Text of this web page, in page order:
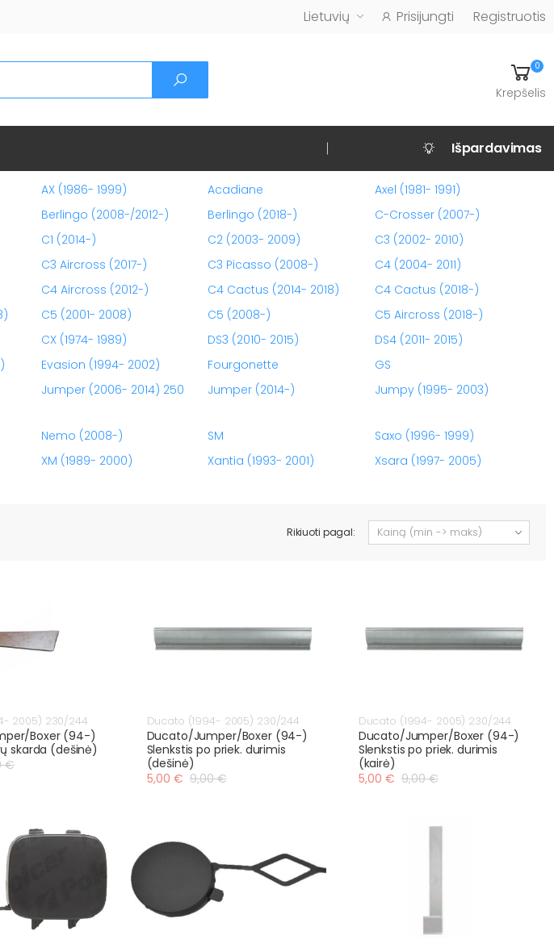
Lietuvių Prisijungti Registruotis
0
Krepšelis
Išpardavimas
AX (1986- 1999) Acadiane
Axel (1981- 1991)
Berlingo (2008-/2012-) Berlingo (2018-)
C-Crosser (2007-)
C1 (2014-) C2 (2003- 2009)
C3 (2002- 2010)
C3 Aircross (2017-) C3 Picasso (2008-)
C4 (2004- 2011)
C4 Aircross (2012-) C4 Cactus (2014- 2018)
C4 Cactus (2018-)
C5 (2001- 2008) C5 (2008-)
C5 Aircross (2018-)
CX (1974- 1989) DS3 (2010- 2015)
DS4 (2011- 2015)
Evasion (1994- 2002) Fourgonette
GS
Jumper (2006- 2014) 250 Jumper (2014-) Jumpy (1995- 2003)
Nemo (2008-) SM
Saxo (1996- 1999)
XM (1989- 2000) Xantia (1993- 2001)
Xsara (1997- 2005)
Rikiuoti pagal:
2005) 230/244
Boxer (94-)
skarda (dešinė)
€
Ducato (1994- 2005) 230/244
Ducato/Jumper/Boxer (94-)
Slenkstis po priek. durimis
(dešinė)
5,00 € 9,00 €
Ducato (1994- 2005) 230/244
Ducato/Jumper/Boxer (94-)
Slenkstis po priek. durimis
(kairė)
5,00 € 9,00 €